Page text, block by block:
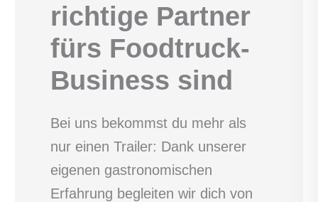
richtige Partner
fürs Foodtruck-
Business sind
Bei uns bekommst du mehr als
nur einen Trailer: Dank unserer
eigenen gastronomischen
Erfahrung begleiten wir dich von